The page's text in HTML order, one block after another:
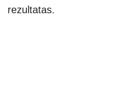
rezultatas.